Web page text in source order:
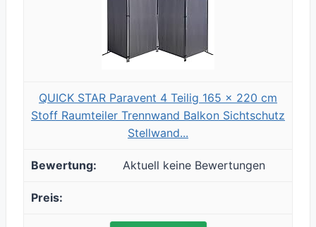
QUICK STAR Paravent 4 Teilig 165 x 220 cm
Stoff Raumteiler Trennwand Balkon Sichtschutz
Stellwand...
Aktuell keine Bewertungen